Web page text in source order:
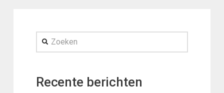
Zoeken
Recente berichten